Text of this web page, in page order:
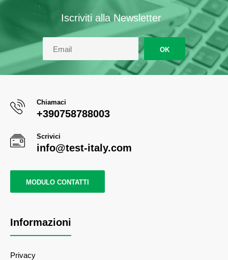
Iscriviti alla Newsletter
OK
Chiamaci
+390758788003
Scrivici
info@test-italy.com
MODULO CONTATTI
Informazioni
Privacy